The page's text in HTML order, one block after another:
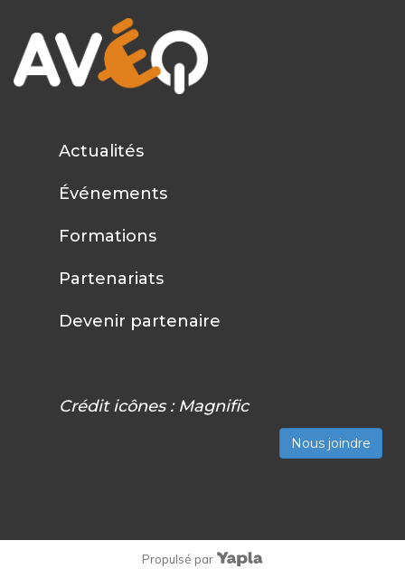
Actualités
Événements
Formations
Partenariats
Devenir partenaire
Crédit icônes : Magnific
Nous joindre
Propulsé par